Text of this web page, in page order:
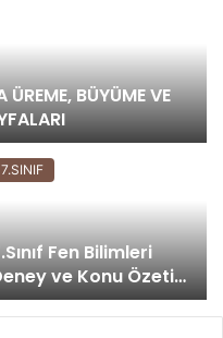
BÜYÜME VE
7.SINIF
Fen Bilimleri
ve Konu Özeti
Rıdvan Osma